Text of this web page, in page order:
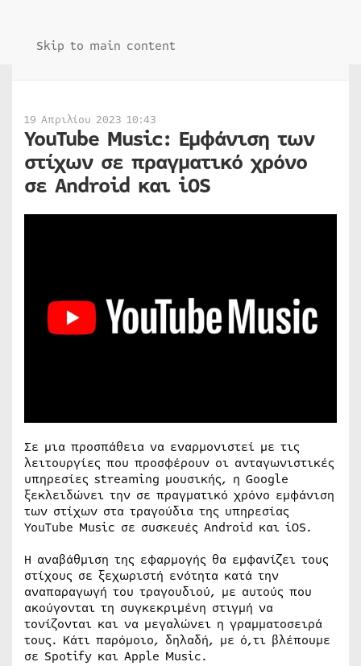
Skip to main content
19 Απριλίου 2023 10:43
YouTube Music: Εμφάνιση των
στίχων σε πραγματικό χρόνο
σε Android και iOS
Σε μια προσπάθεια να εναρμονιστεί με τις
λειτουργίες που προσφέρουν οι ανταγωνιστικές
υπηρεσίες streaming μουσικής, η Google
ξεκλειδώνει την σε πραγματικό χρόνο εμφάνιση
των στίχων στα τραγούδια της υπηρεσίας
YouTube Music σε συσκευές Android και iOS.
Η αναβάθμιση της εφαρμογής θα εμφανίζει τους
στίχους σε ξεχωριστή ενότητα κατά την
αναπαραγωγή του τραγουδιού, με αυτούς που
ακούγονται τη συγκεκριμένη στιγμή να
τονίζονται και να μεγαλώνει η γραμματοσειρά
τους. Κάτι παρόμοιο, δηλαδή, με ό,τι βλέπουμε
σε Spotify και Apple Music.